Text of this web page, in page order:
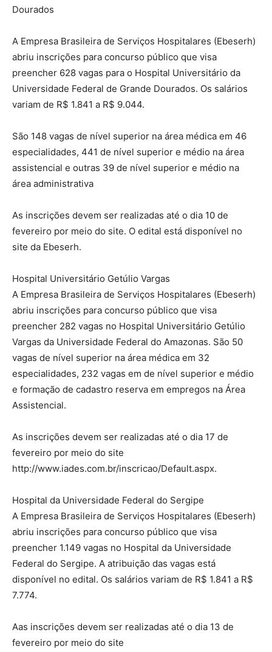
Dourados
A Empresa Brasileira de Serviços Hospitalares (Ebeserh)
abriu inscrições para concurso público que visa
preencher 628 vagas para o Hospital Universitário da
Universidade Federal de Grande Dourados. Os salários
variam de R$ 1.841 a R$ 9.044.
São 148 vagas de nível superior na área médica em 46
especialidades, 441 de nível superior e médio na área
assistencial e outras 39 de nível superior e médio na
área administrativa
As inscrições devem ser realizadas até o dia 10 de
fevereiro por meio do site. O edital está disponível no
site da Ebeserh.
Hospital Universitário Getúlio Vargas
A Empresa Brasileira de Serviços Hospitalares (Ebeserh)
abriu inscrições para concurso público que visa
preencher 282 vagas no Hospital Universitário Getúlio
Vargas da Universidade Federal do Amazonas. São 50
vagas de nível superior na área médica em 32
especialidades, 232 vagas em de nível superior e médio
e formação de cadastro reserva em empregos na Área
Assistencial.
As inscrições devem ser realizadas até o dia 17 de
fevereiro por meio do site
http://www.iades.com.br/inscricao/Default.aspx.
Hospital da Universidade Federal do Sergipe
A Empresa Brasileira de Serviços Hospitalares (Ebeserh)
abriu inscrições para concurso público que visa
preencher 1.149 vagas no Hospital da Universidade
Federal do Sergipe. A atribuição das vagas está
disponível no edital. Os salários variam de R$ 1.841 a R$
7.774.
Aas inscrições devem ser realizadas até o dia 13 de
fevereiro por meio do site